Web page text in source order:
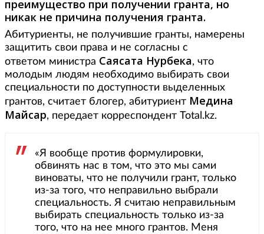
преимущество при получении гранта, но
никак не причина получения гранта.
Абитуриенты, не получившие гранты, намерены
защитить свои права и не согласны с
ответом министра Саясата Нурбека, что
молодым людям необходимо выбирать свои
специальности по доступности выделенных
грантов, считает блогер, абитуриент Медина
Майсар, передает корреспондент Total.kz.
«Я вообще против формулировки,
обвинять нас в том, что это мы сами
виноваты, что не получили грант, только
из-за того, что неправильно выбрали
специальность. Я считаю неправильным
выбирать специальность только из-за
того, что на нее много грантов. Меня